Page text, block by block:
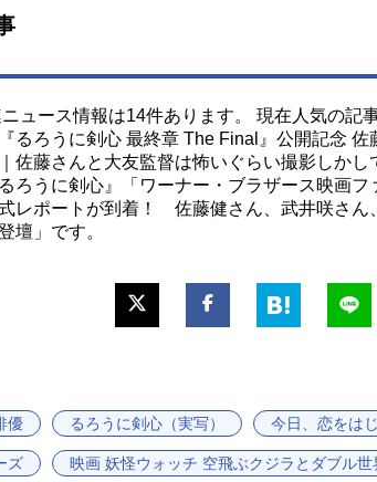
ュース情報は14件あります。 現在人気の記
るろうに剣心 最終章 The Final』公開記念 佐
佐藤さんと大友監督は怖いぐらい撮影しかし
ろうに剣心』「ワーナー・ブラザース映画フ
レポートが到着！ 佐藤健さん、武井咲さん
壇」です。
優 るろうに剣心（実写） 今日、恋をは
ズ 映画 妖怪ウォッチ 空飛ぶクジラとダブル世